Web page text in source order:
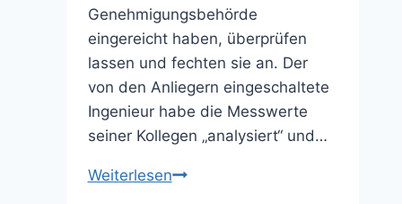
Genehmigungsbehörde
eingereicht haben, überprüfen
lassen und fechten sie an. Der
von den Anliegern eingeschaltete
Ingenieur habe die Messwerte
seiner Kollegen „analysiert“ und…
WeiterlesenSchallmessung